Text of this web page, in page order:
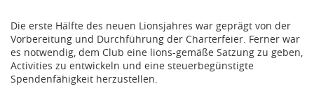
Die erste Hälfte des neuen Lionsjahres war geprägt von der
Vorbereitung und Durchführung der Charterfeier. Ferner war
es notwendig, dem Club eine lions-gemäße Satzung zu geben,
Activities zu entwickeln und eine steuerbegünstigte
Spendenfähigkeit herzustellen.